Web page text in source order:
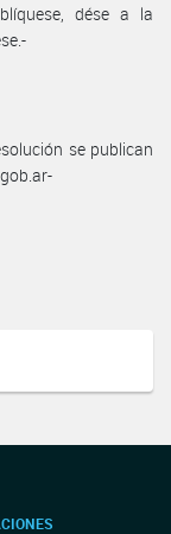
dése a la
se publican